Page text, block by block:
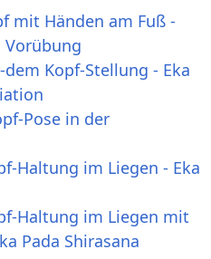
mit Händen am Fuß -
Vorübung
Kopf-Stellung - Eka
Pose in der
Haltung im Liegen - Eka
Haltung im Liegen mit
Pada Shirasana